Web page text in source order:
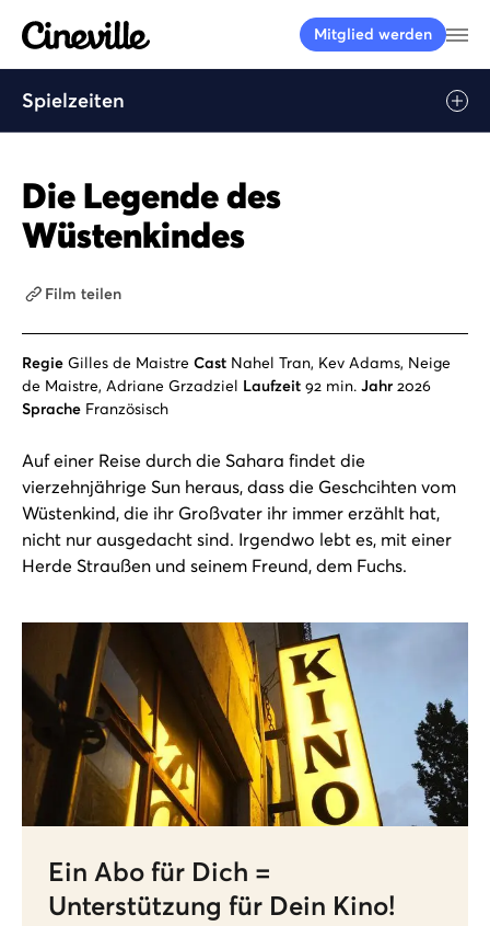
Cineville Logo
Mitglied werden
Spielzeiten
Die Legende des
Wüstenkindes
Film teilen
Regie Gilles de Maistre Cast Nahel Tran, Kev Adams, Neige
de Maistre, Adriane Grzadziel Laufzeit 92 min. Jahr 2026
Sprache Französisch
Auf einer Reise durch die Sahara findet die
vierzehnjährige Sun heraus, dass die Geschcihten vom
Wüstenkind, die ihr Großvater ihr immer erzählt hat,
nicht nur ausgedacht sind. Irgendwo lebt es, mit einer
Herde Straußen und seinem Freund, dem Fuchs.
Ein Abo für Dich =
Unterstützung für Dein Kino!